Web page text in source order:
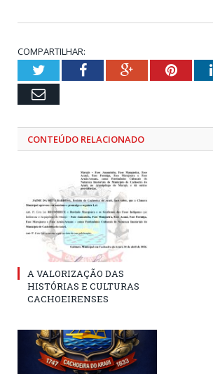
COMPARTILHAR:
TwitterFacebookGoogle+
Email
CONTEÚDO RELACIONADO
A VALORIZAÇÃO DAS
HISTÓRIAS E CULTURAS
CACHOEIRENSES